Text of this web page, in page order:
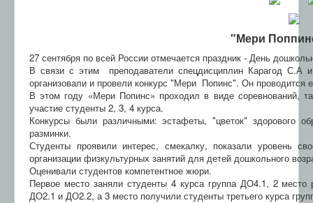
"Мери
27 сентября по всей России отмечается праздник - День
В связи с этим преподаватели спецдисциплин Карагод С.А
организовали и провели конкурс "Мери Попинс". Он проводится
В этом году «Мери Попинс» проходил в виде соревнований,
участие студенты 2, 3, 4 курса.
Конкурсы были различными: эстафеты, "цветок" здорового
разминки.
Студенты проявили интерес, смекалку, показали уровень
организации физкультурных занятий для детей дошкольного
Оценивали студентов компетентное жюри.
Первое место заняли студенты 4 курса группа ДО4.1, 2
ДО2.1 и ДО2.2, а 3 место получили студенты третьего курса